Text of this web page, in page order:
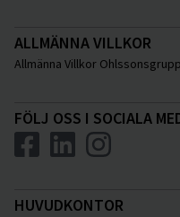
ALLMÄNNA VILLKOR
Allmänna Villkor
FÖLJ OSS I SOCIALA
HUVUDKONTOR